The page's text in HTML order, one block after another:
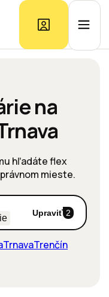
trhu
Inzerát
na
hľadáte flex
mieste.
Upraviť 2
TrnavaTrenčín